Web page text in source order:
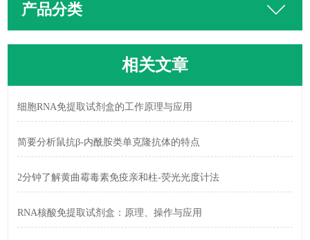
产品分类
相关文章
细胞RNA免提取试剂盒的工作原理与应用
简要分析鼠抗β-内酰胺类单克隆抗体的特点
2分钟了解黄曲霉毒素免疫亲和柱-荧光光度计法
RNA核酸免提取试剂盒：原理、操作与应用